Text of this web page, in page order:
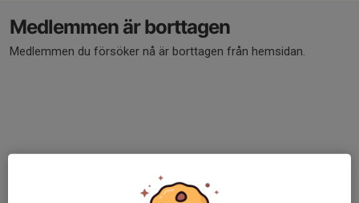
Medlemmen är borttagen
Medlemmen du försöker nå är borttagen från hemsidan.